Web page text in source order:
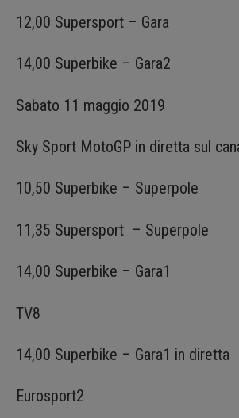
12,00 Supersport – Gara
14,00 Superbike – Gara2
Sabato 11 maggio 2019
Sky Sport MotoGP in diretta sul
10,50 Superbike – Superpole
11,35 Supersport – Superpole
14,00 Superbike – Gara1
TV8
14,00 Superbike – Gara1 in diretta
Eurosport2